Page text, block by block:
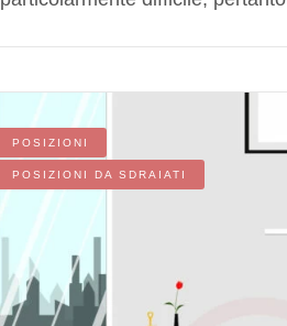
POSIZIONI
POSIZIONI DA SDRAIATI